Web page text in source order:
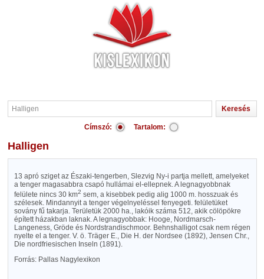
Címszó: Tartalom:
Halligen
13 apró sziget az Északi-tengerben, Slezvig Ny-i partja mellett, amelyeket
a tenger magasabbra csapó hullámai el-ellepnek. A legnagyobbnak
felülete nincs 30 km2 sem, a kisebbek pedig alig 1000 m. hosszuak és
szélesek. Mindannyit a tenger végelnyeléssel fenyegeti. felületüket
sovány fű takarja. Területük 2000 ha., lakóik száma 512, akik cölöpökre
épített házakban laknak. A legnagyobbak: Hooge, Nordmarsch-
Langeness, Gröde és Nordstrandischmoor. Behnshalligot csak nem régen
nyelte el a tenger. V. ö. Träger E., Die H. der Nordsee (1892), Jensen Chr.,
Die nordfriesischen Inseln (1891).
Forrás: Pallas Nagylexikon